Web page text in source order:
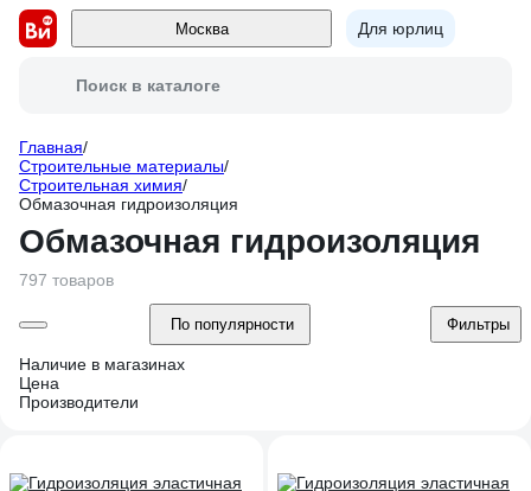
Москва Для юрлиц
Поиск в каталоге
Главная/
Строительные материалы/
Строительная химия/
Обмазочная гидроизоляция
Обмазочная гидроизоляция
797 товаров
По популярности Фильтры
Наличие в магазинах
Цена
Производители